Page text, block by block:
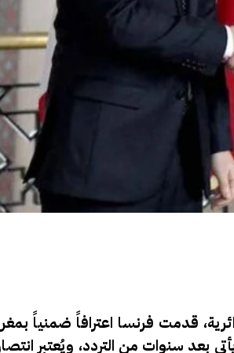
قدمت فرنسا اعترافاً ضمنياً
بعد سنوات من التردد، ويُعتبر